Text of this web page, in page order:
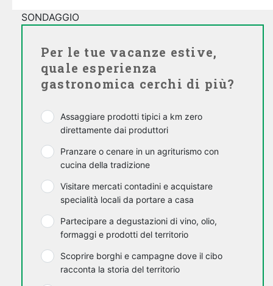
SONDAGGIO
Per le tue vacanze estive,
quale esperienza
gastronomica cerchi di più?
Assaggiare prodotti tipici a km zero
direttamente dai produttori
Pranzare o cenare in un agriturismo con
cucina della tradizione
Visitare mercati contadini e acquistare
specialità locali da portare a casa
Partecipare a degustazioni di vino, olio,
formaggi e prodotti del territorio
Scoprire borghi e campagne dove il cibo
racconta la storia del territorio